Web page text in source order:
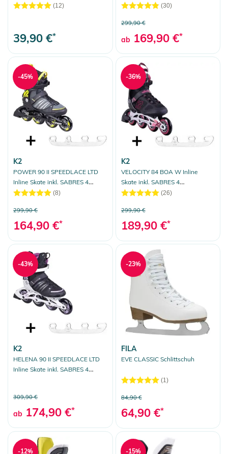
Scooter/Kickboards
Outdoor Equipment
Auswahl aufheben
(12)
39,90 €*
Eiskufen
(30)
299,90 €
ab 169,90 €*
K2
POWER 90 II SPEEDLACE LTD
Inline Skate inkl. SABRES 4
Schlittschuh Eiskufen
(8)
299,90 €
164,90 €*
-45%
K2
VELOCITY 84 BOA W Inline
Skate inkl. SABRES 4
Schlittschuh Eiskufen
(26)
299,90 €
189,90 €*
-36%
K2
HELENA 90 II SPEEDLACE LTD
Inline Skate inkl. SABRES 4
309,90 €
ab 174,90 €*
-43%
FILA
EVE CLASSIC Schlittschuh
(1)
84,90 €
64,90 €*
-23%
-12% -15%